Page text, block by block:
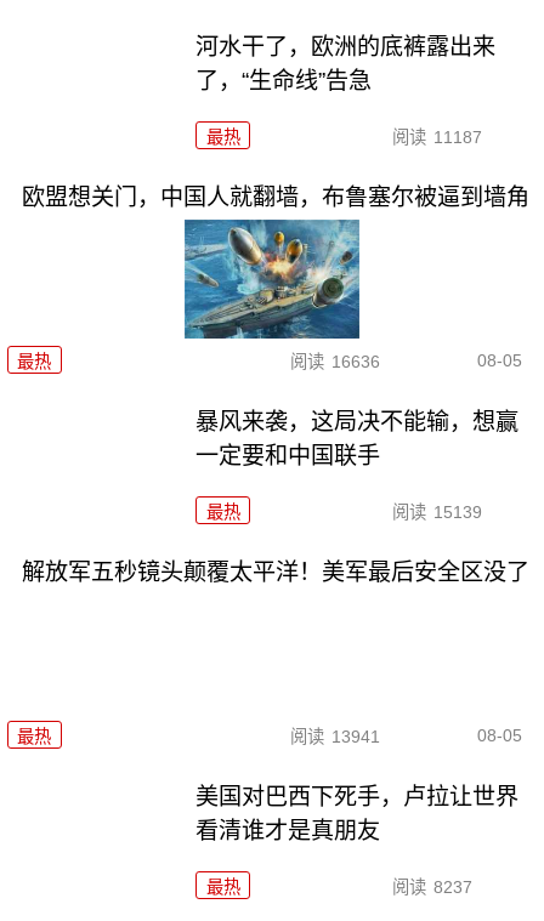
河水干了，欧洲的底裤露出来
了，“生命线”告急
最热 阅读 11187
欧盟想关门，中国人就翻墙，布鲁塞尔被逼到墙角
最热 阅读 16636 08-05
暴风来袭，这局决不能输，想赢
一定要和中国联手
最热 阅读 15139
解放军五秒镜头颠覆太平洋！美军最后安全区没了
最热 阅读 13941 08-05
美国对巴西下死手，卢拉让世界
看清谁才是真朋友
最热 阅读 8237